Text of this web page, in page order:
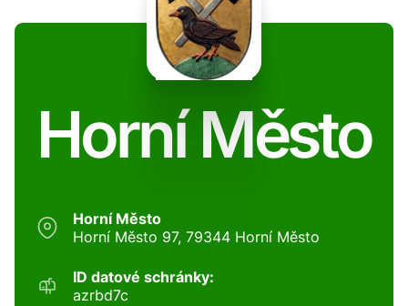
Horní Město
Horní Město
Horní Město 97, 79344 Horní Město
ID datové schránky:
azrbd7c